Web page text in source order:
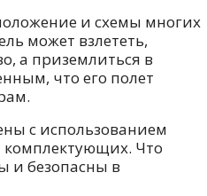
и схемы многих
может взлететь,
а приземлиться в
что его полет
с использованием
комплектующих. Что
и безопасны в